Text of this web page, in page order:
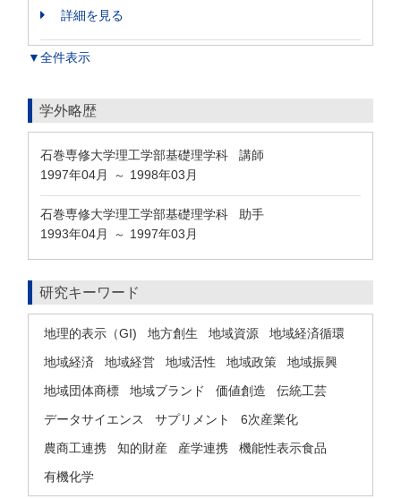
詳細を見る
▼全件表示
学外略歴
石巻専修大学理工学部基礎理学科 講師
1997年04月
～ 1998年03月
石巻専修大学理工学部基礎理学科 助手
1993年04月
～ 1997年03月
研究キーワード
地理的表示（GI) 地方創生 地域資源
地域経済循環
地域経済
地域経営 地域活性 地域政策
地域振興
地域団体商標
地域ブランド 価値創造
伝統工芸
データサイエンス
サプリメント
6次産業化
農商工連携
知的財産 産学連携
機能性表示食品
有機化学